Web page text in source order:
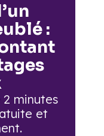
:
2 minutes
et